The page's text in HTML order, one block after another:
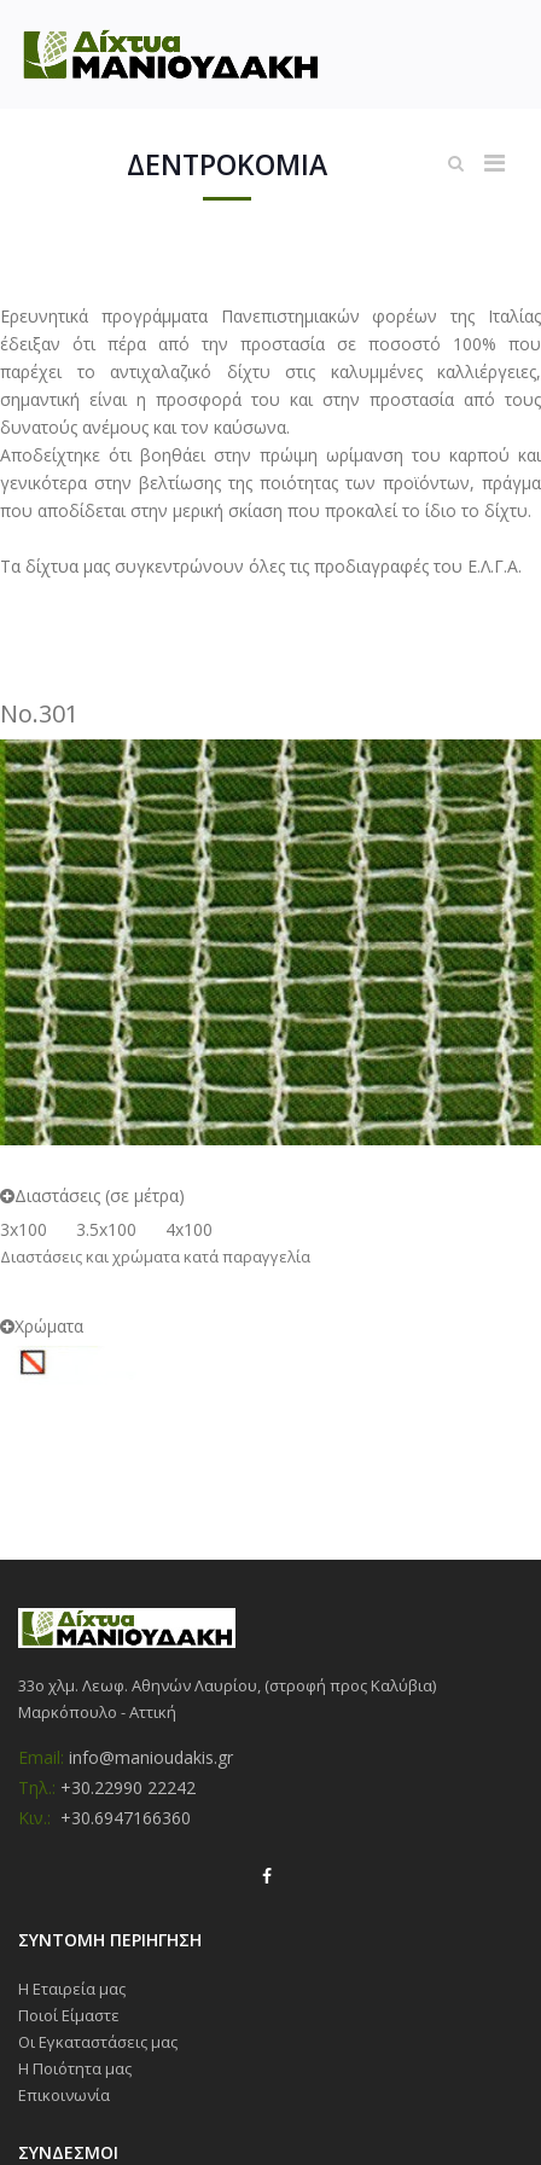
ΔΕΝΤΡΟΚΟΜΙΑ
Ερευνητικά προγράμματα Πανεπιστημιακών φορέων της Ιταλίας
έδειξαν ότι πέρα από την προστασία σε ποσοστό 100% που
παρέχει το αντιχαλαζικό δίχτυ στις καλυμμένες καλλιέργειες,
σημαντική είναι η προσφορά του και στην προστασία από τους
δυνατούς ανέμους και τον καύσωνα.
Αποδείχτηκε ότι βοηθάει στην πρώιμη ωρίμανση του καρπού και
γενικότερα στην βελτίωσης της ποιότητας των προϊόντων, πράγμα
που αποδίδεται στην μερική σκίαση που προκαλεί το ίδιο το δίχτυ.
Τα δίχτυα μας συγκεντρώνουν όλες τις προδιαγραφές του Ε.Λ.Γ.Α.
No.301
Διαστάσεις (σε μέτρα)
3x100
3.5x100 4x100
Διαστάσεις και χρώματα κατά παραγγελία
Χρώματα
33ο χλμ. Λεωφ. Αθηνών Λαυρίου, (στροφή προς Καλύβια)
Μαρκόπουλο - Αττική
Email: info@manioudakis.gr
Τηλ.: +30.22990 22242
Κιν.: +30.6947166360
ΣΥΝΤΟΜΗ ΠΕΡΙΗΓΗΣΗ
Η Εταιρεία μας
Ποιοί Είμαστε
Οι Εγκαταστάσεις μας
Η Ποιότητα μας
Επικοινωνία
ΣΥΝΔΕΣΜΟΙ